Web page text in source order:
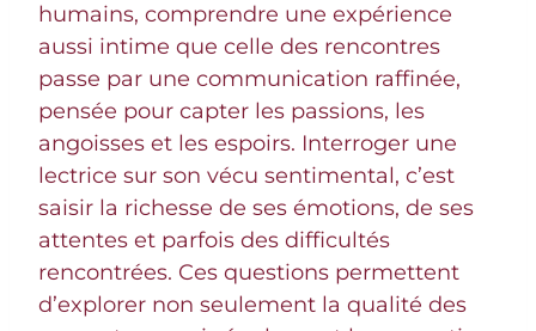
humains, comprendre une expérience
aussi intime que celle des rencontres
passe par une communication raffinée,
pensée pour capter les passions, les
angoisses et les espoirs. Interroger une
lectrice sur son vécu sentimental, c’est
saisir la richesse de ses émotions, de ses
attentes et parfois des difficultés
rencontrées. Ces questions permettent
d’explorer non seulement la qualité des